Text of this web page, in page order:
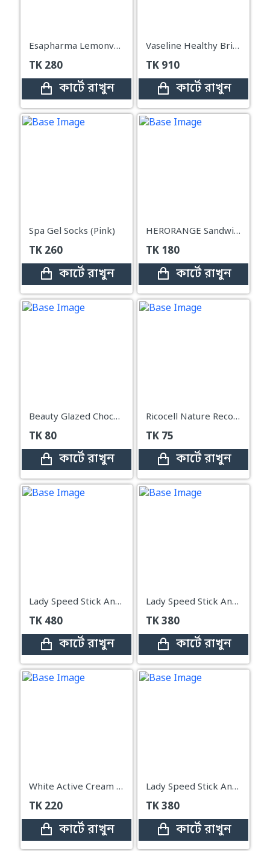
Esapharma Lemonvate Gel Tube – 30g
TK 280
কার্টে রাখুন
Vaseline Healthy Bright Gluta-Hya Serum Burst Lotion (Dewy Radiance) - 290ml
TK 910
কার্টে রাখুন
Spa Gel Socks (Pink)
TK 260
কার্টে রাখুন
HERORANGE Sandwich Blush – 01
TK 180
কার্টে রাখুন
Beauty Glazed Chocolate Matte Liquid Lipstick#103
TK 80
কার্টে রাখুন
Ricocell Nature Recovery Mask Pack Rice – 23g
TK 75
কার্টে রাখুন
Lady Speed Stick Antiperspirant Deodorant Shower Fresh 65g
TK 480
কার্টে রাখুন
Lady Speed Stick Antiperspirant Deodorant Shower Fresh 39.6g
TK380
কার্টে রাখুন
White Active Cream 20g
TK 220
কার্টে রাখুন
Lady Speed Stick Antiperspirant Deodorant Wild Freesia 39.6g
TK380
কার্টে রাখুন